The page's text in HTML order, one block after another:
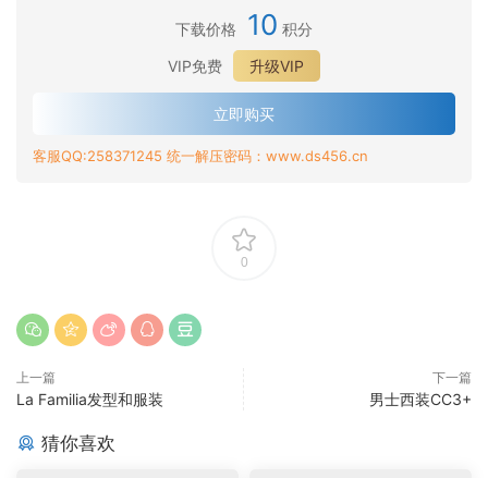
下载价格 10 积分
VIP免费
升级VIP
立即购买
客服QQ:258371245 统一解压密码：www.ds456.cn
0
上一篇
La Familia发型和服装
下一篇
男士西装CC3+
猜你喜欢